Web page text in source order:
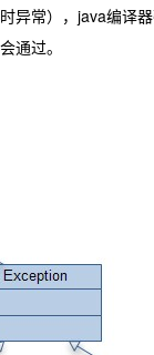
常），java编译
通过。